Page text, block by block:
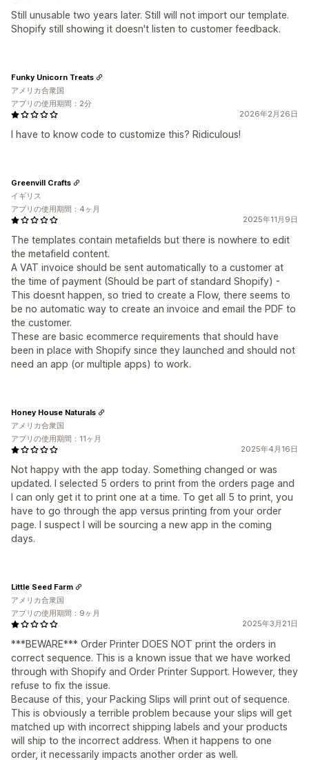
Still unusable two years later. Still will not import our template.
Shopify still showing it doesn't listen to customer feedback.
2026年2月26日
I have to know code to customize this? Ridiculous!
Funky Unicorn Treats
アメリカ合衆国
アプリの使用期間：2分
2025年11月9日
The templates contain metafields but there is nowhere to edit
the metafield content.
A VAT invoice should be sent automatically to a customer at
the time of payment (Should be part of standard Shopify) -
This doesnt happen, so tried to create a Flow, there seems to
be no automatic way to create an invoice and email the PDF to
the customer.
These are basic ecommerce requirements that should have
been in place with Shopify since they launched and should not
need an app (or multiple apps) to work.
Greenvill Crafts
イギリス
アプリの使用期間：4ヶ月
2025年4月16日
Not happy with the app today. Something changed or was
updated. I selected 5 orders to print from the orders page and
I can only get it to print one at a time. To get all 5 to print, you
have to go through the app versus printing from your order
page. I suspect I will be sourcing a new app in the coming
days.
Honey House Naturals
アメリカ合衆国
アプリの使用期間：11ヶ月
2025年3月21日
***BEWARE*** Order Printer DOES NOT print the orders in
correct sequence. This is a known issue that we have worked
through with Shopify and Order Printer Support. However, they
refuse to fix the issue.
Because of this, your Packing Slips will print out of sequence.
This is obviously a terrible problem because your slips will get
matched up with incorrect shipping labels and your products
will ship to the incorrect address. When it happens to one
order, it necessarily impacts another order as well.
Little Seed Farm
アメリカ合衆国
アプリの使用期間：9ヶ月